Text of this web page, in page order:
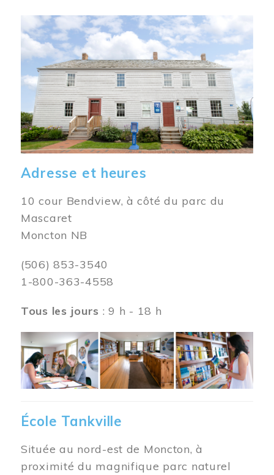
Image
Adresse et heures
10 cour Bendview, à côté du parc du
Mascaret
Moncton NB
(506) 853-3540
1-800-363-4558
Tous les jours : 9 h - 18 h
Image
École Tankville
Située au nord-est de Moncton, à
proximité du magnifique parc naturel